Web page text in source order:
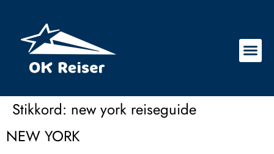
Stikkord: new york reiseguide
NEW YORK